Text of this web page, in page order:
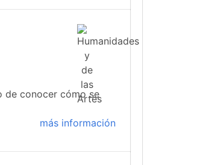
de conocer cómo se
más información